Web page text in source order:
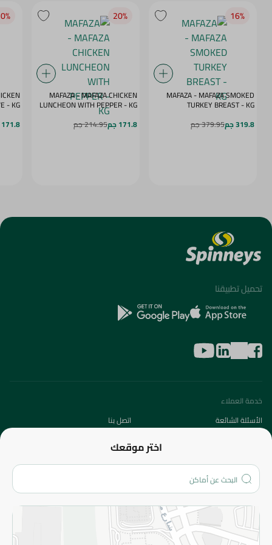
16‎%‎
MAFAZA - MAFAZA SMOKED
TURKEY BREAST - KG
319.8 جم
379.95 جم
20‎%‎
MAFAZA - MAFAZA CHICKEN
LUNCHEON WITH PEPPER - KG
171.8 جم
214.95 جم
- KG
171.8 جم
اختر موقعك
تحميل تطبيقنا
خدمة العملاء
الأسئلة الشائعة
اتصل بنا
من نحن؟
الفروع
المزيد
الاسترجاع
سياسة الاستخدام
سياسة الخصوصية